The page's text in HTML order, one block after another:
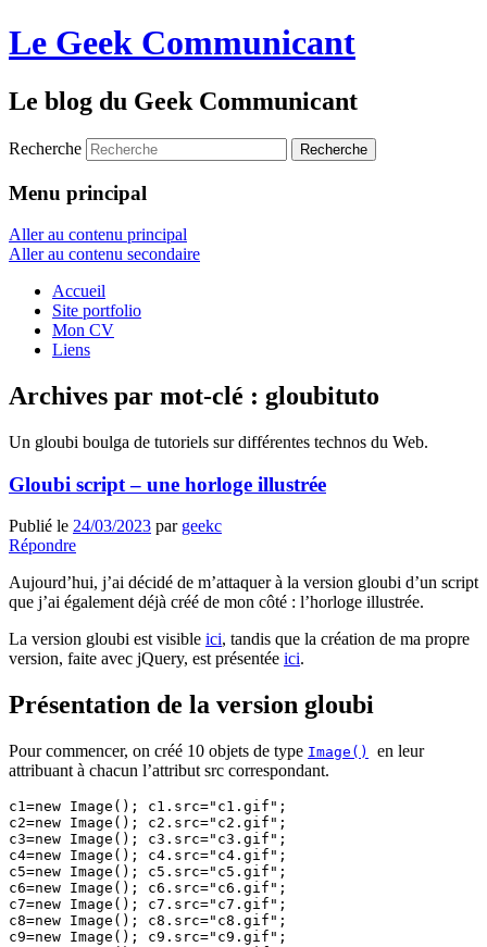
Le Geek Communicant
Le blog du Geek Communicant
Recherche
Menu principal
Aller au contenu principal
Aller au contenu secondaire
Accueil
Site portfolio
Mon CV
Liens
Archives par mot-clé : gloubituto
Un gloubi boulga de tutoriels sur différentes technos du Web.
Gloubi script – une horloge illustrée
Publié le 24/03/2023 par geekc
Répondre
Aujourd’hui, j’ai décidé de m’attaquer à la version gloubi d’un script
que j’ai également déjà créé de mon côté : l’horloge illustrée.
La version gloubi est visible ici, tandis que la création de ma propre
version, faite avec jQuery, est présentée ici.
Présentation de la version gloubi
Pour commencer, on créé 10 objets de type Image()
en leur
attribuant à chacun l’attribut src correspondant.
c1=new Image(); c1.src="c1.gif";
c2=new Image(); c2.src="c2.gif";
c3=new Image(); c3.src="c3.gif";
c4=new Image(); c4.src="c4.gif";
c5=new Image(); c5.src="c5.gif";
c6=new Image(); c6.src="c6.gif";
c7=new Image(); c7.src="c7.gif";
c8=new Image(); c8.src="c8.gif";
c9=new Image(); c9.src="c9.gif";